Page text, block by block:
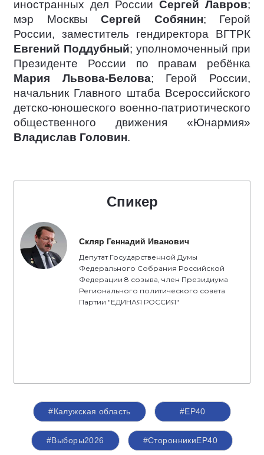
иностранных дел России Сергей Лавров;
мэр Москвы Сергей Собянин; Герой
России, заместитель гендиректора ВГТРК
Евгений Поддубный; уполномоченный при
Президенте России по правам ребёнка
Мария Львова-Белова; Герой России,
начальник Главного штаба Всероссийского
детско-юношеского военно-патриотического
общественного движения «Юнармия»
Владислав Головин.
Спикер
Скляр Геннадий Иванович
Депутат Государственной Думы
Федерального Собрания Российской
Федерации 8 созыва, член Президиума
Регионального политического совета
Партии "ЕДИНАЯ РОССИЯ"
#Калужская область #ЕР40
#Выборы2026 #СторонникиЕР40